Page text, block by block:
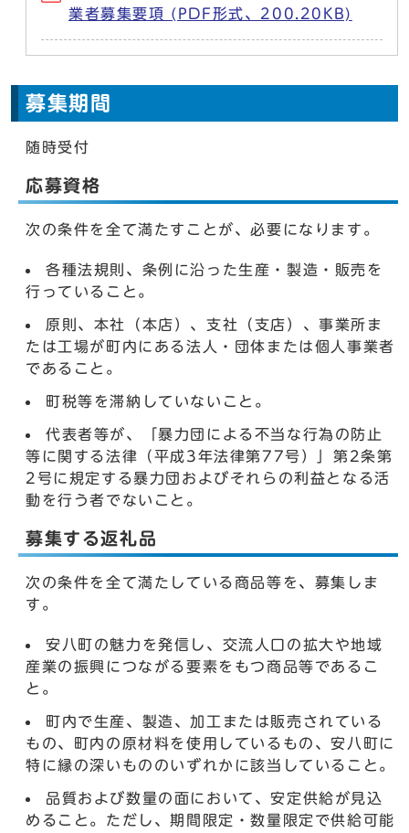
業者募集要項 (PDF形式、200.20KB)
募集期間
随時受付
応募資格
次の条件を全て満たすことが、必要になります。
各種法規則、条例に沿った生産・製造・販売を
行っていること。
原則、本社（本店）、支社（支店）、事業所ま
たは工場が町内にある法人・団体または個人事業者
であること。
町税等を滞納していないこと。
代表者等が、「暴力団による不当な行為の防止
等に関する法律（平成3年法律第77号）」第2条第
2号に規定する暴力団およびそれらの利益となる活
動を行う者でないこと。
募集する返礼品
次の条件を全て満たしている商品等を、募集しま
す。
安八町の魅力を発信し、交流人口の拡大や地域
産業の振興につながる要素をもつ商品等であるこ
と。
町内で生産、製造、加工または販売されている
もの、町内の原材料を使用しているもの、安八町に
特に縁の深いもののいずれかに該当していること。
品質および数量の面において、安定供給が見込
めること。ただし、期間限定・数量限定で供給可能